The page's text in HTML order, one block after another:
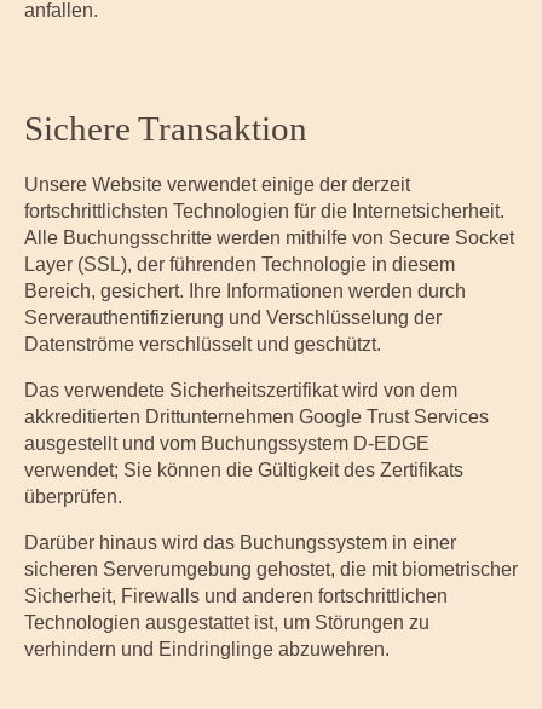
anfallen.
Sichere Transaktion
Unsere Website verwendet einige der derzeit
fortschrittlichsten Technologien für die Internetsicherheit.
Alle Buchungsschritte werden mithilfe von Secure Socket
Layer (SSL), der führenden Technologie in diesem
Bereich, gesichert. Ihre Informationen werden durch
Serverauthentifizierung und Verschlüsselung der
Datenströme verschlüsselt und geschützt.
Das verwendete Sicherheitszertifikat wird von dem
akkreditierten Drittunternehmen Google Trust Services
ausgestellt und vom Buchungssystem D-EDGE
verwendet; Sie können die Gültigkeit des Zertifikats
überprüfen.
Darüber hinaus wird das Buchungssystem in einer
sicheren Serverumgebung gehostet, die mit biometrischer
Sicherheit, Firewalls und anderen fortschrittlichen
Technologien ausgestattet ist, um Störungen zu
verhindern und Eindringlinge abzuwehren.